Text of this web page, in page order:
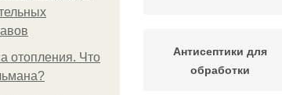
отопления. Что
Антисептики для
обработки